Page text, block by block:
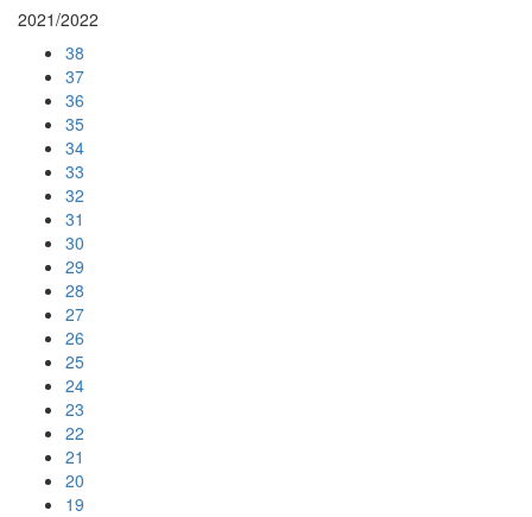
2021/2022
38
37
36
35
34
33
32
31
30
29
28
27
26
25
24
23
22
21
20
19